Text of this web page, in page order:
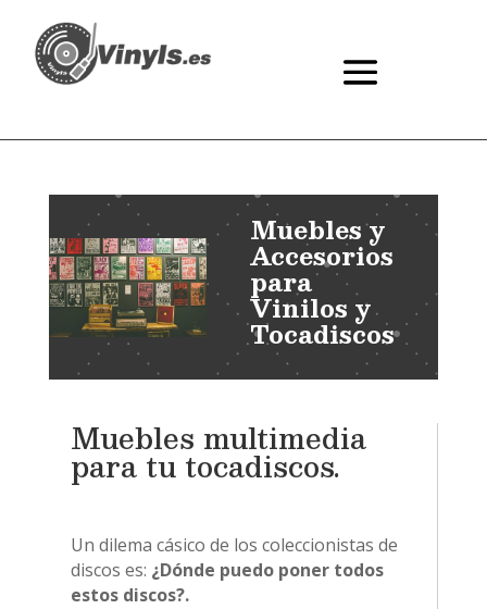
Muebles y
Accesorios
para
Vinilos y
Tocadiscos
Muebles multimedia
para tu tocadiscos.
Un dilema cásico de los coleccionistas de
discos es: ¿Dónde puedo poner todos
estos discos?.